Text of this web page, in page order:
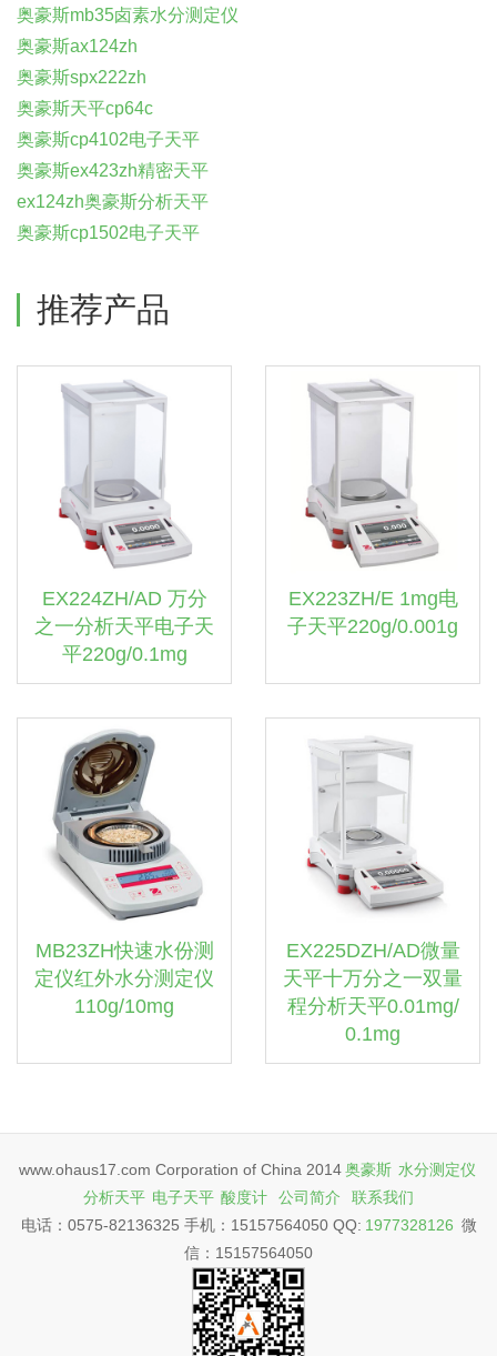
奥豪斯mb35卤素水分测定仪
奥豪斯ax124zh
奥豪斯spx222zh
奥豪斯天平cp64c
奥豪斯cp4102电子天平
奥豪斯ex423zh精密天平
ex124zh奥豪斯分析天平
奥豪斯cp1502电子天平
推荐产品
EX224ZH/AD 万分
之一分析天平电子天
平220g/0.1mg
EX223ZH/E 1mg电
子天平220g/0.001g
MB23ZH快速水份测
定仪红外水分测定仪
110g/10mg
EX225DZH/AD微量
天平十万分之一双量
程分析天平0.01mg/
0.1mg
www.ohaus17.com Corporation of China 2014 奥豪斯 水分测定仪
分析天平 电子天平 酸度计 公司简介
联系我们
电话：0575-82136325 手机：15157564050 QQ: 1977328126 微
信：15157564050